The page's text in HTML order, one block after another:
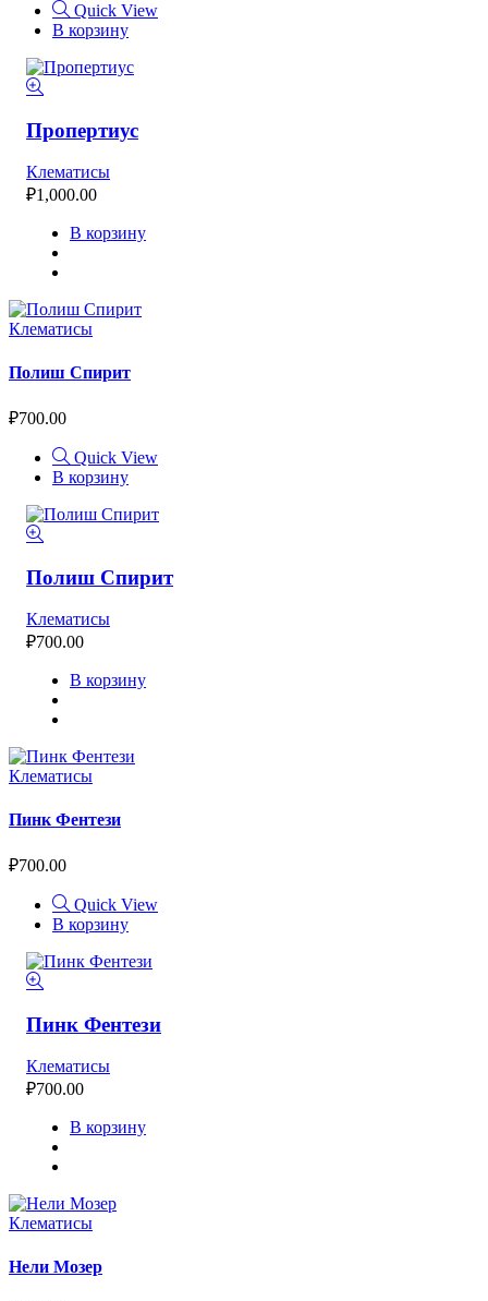
Quick View
В корзину
Пропертиус
Клематисы
₽1,000.00
В корзину
Клематисы
Полиш Спирит
₽700.00
Quick View
В корзину
Полиш Спирит
Клематисы
₽700.00
В корзину
Клематисы
Пинк Фентези
₽700.00
Quick View
В корзину
Пинк Фентези
Клематисы
₽700.00
В корзину
Клематисы
Нели Мозер